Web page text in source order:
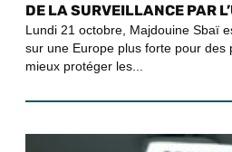
DE LA SURVEILLANCE PAR
Lundi 21 octobre, Majdouine Sbaï
sur une Europe plus forte pour des
mieux protéger les...